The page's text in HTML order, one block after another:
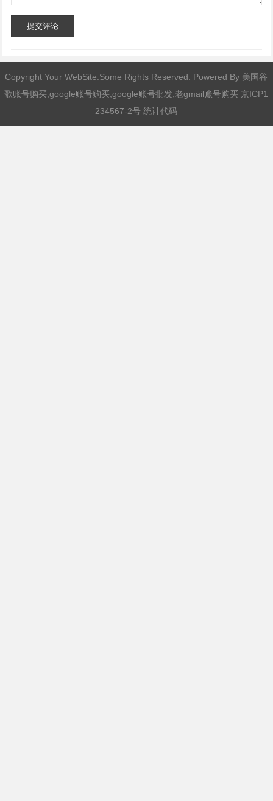
提交评论
Copyright Your WebSite.Some Rights Reserved. Powered By 美国谷
歌账号购买,google账号购买,google账号批发,老gmail账号购买 京ICP1
234567-2号 统计代码